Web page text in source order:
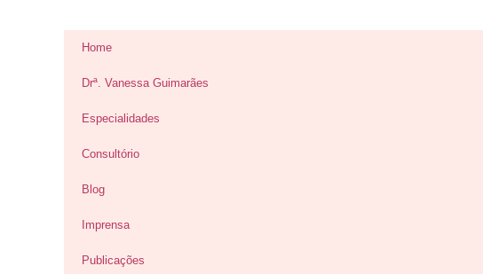
Home
Drª. Vanessa Guimarães
Especialidades
Consultório
Blog
Imprensa
Publicações